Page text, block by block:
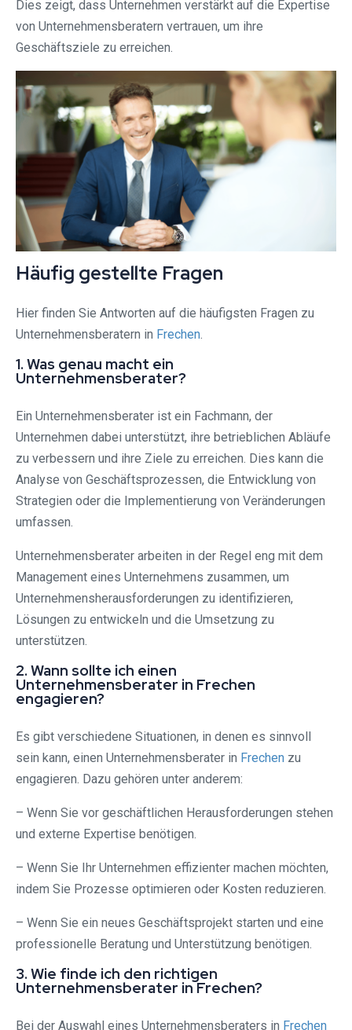
Dies zeigt, dass Unternehmen verstärkt auf die Expertise
von Unternehmensberatern vertrauen, um ihre
Geschäftsziele zu erreichen.
Häufig gestellte Fragen
Hier finden Sie Antworten auf die häufigsten Fragen zu
Unternehmensberatern in Frechen.
1. Was genau macht ein
Unternehmensberater?
Ein Unternehmensberater ist ein Fachmann, der
Unternehmen dabei unterstützt, ihre betrieblichen Abläufe
zu verbessern und ihre Ziele zu erreichen. Dies kann die
Analyse von Geschäftsprozessen, die Entwicklung von
Strategien oder die Implementierung von Veränderungen
umfassen.
Unternehmensberater arbeiten in der Regel eng mit dem
Management eines Unternehmens zusammen, um
Unternehmensherausforderungen zu identifizieren,
Lösungen zu entwickeln und die Umsetzung zu
unterstützen.
2. Wann sollte ich einen
Unternehmensberater in Frechen
engagieren?
Es gibt verschiedene Situationen, in denen es sinnvoll
sein kann, einen Unternehmensberater in Frechen zu
engagieren. Dazu gehören unter anderem:
– Wenn Sie vor geschäftlichen Herausforderungen stehen
und externe Expertise benötigen.
– Wenn Sie Ihr Unternehmen effizienter machen möchten,
indem Sie Prozesse optimieren oder Kosten reduzieren.
– Wenn Sie ein neues Geschäftsprojekt starten und eine
professionelle Beratung und Unterstützung benötigen.
3. Wie finde ich den richtigen
Unternehmensberater in Frechen?
Bei der Auswahl eines Unternehmensberaters in Frechen